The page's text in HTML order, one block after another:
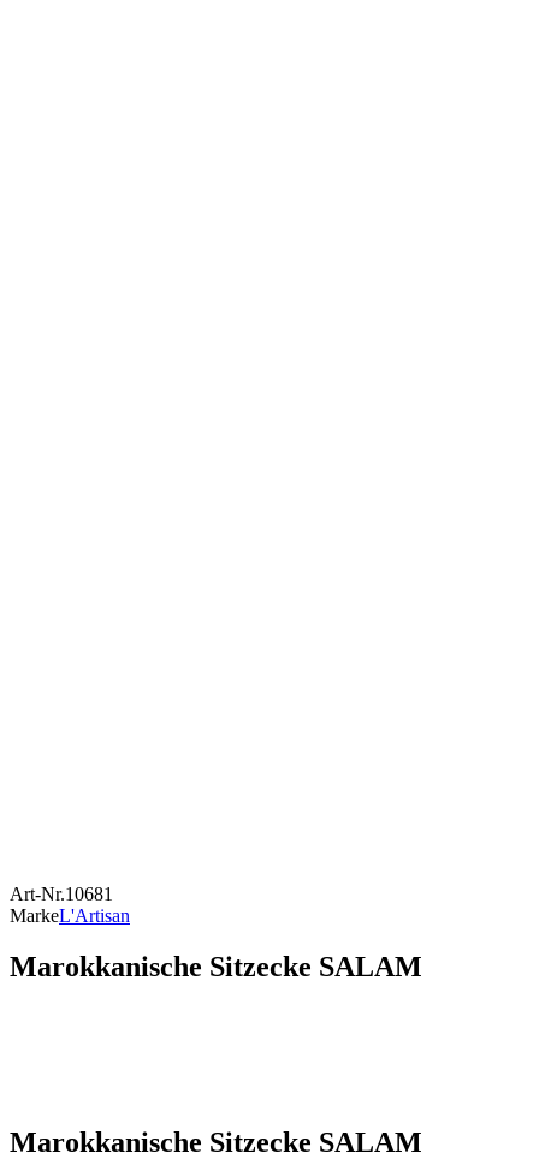
Art-Nr.10681
MarkeL'Artisan
Marokkanische Sitzecke SALAM
Marokkanische Sitzecke SALAM